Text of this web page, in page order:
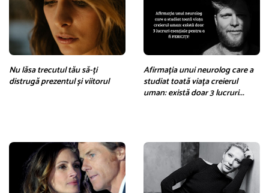
Nu lăsa trecutul tău să-ți
distrugă prezentul și viitorul
Afirmația unui neurolog care a
studiat toată viața creierul
uman: există doar 3 lucruri...